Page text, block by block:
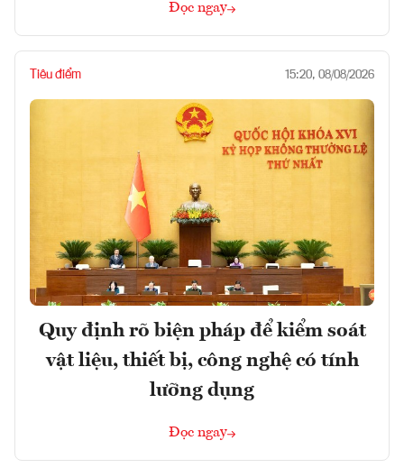
Đọc ngay
Tiêu điểm 15:20, 08/08/2026
Quy định rõ biện pháp để kiểm soát
vật liệu, thiết bị, công nghệ có tính
lưỡng dụng
Đọc ngay